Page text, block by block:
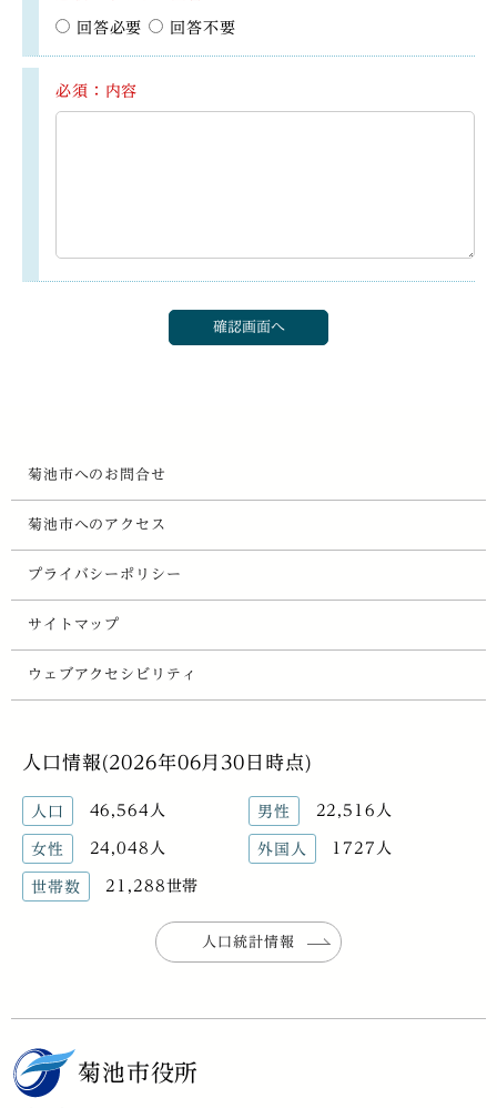
回答必要 回答不要
必須：内容
菊池市へのお問合せ
菊池市へのアクセス
プライバシーポリシー
サイトマップ
ウェブアクセシビリティ
人口情報(2026年06月30日時点)
人口 46,564人 男性 22,516人
女性 24,048人 外国人 1727人
世帯数 21,288世帯
人口統計情報
菊池市役所